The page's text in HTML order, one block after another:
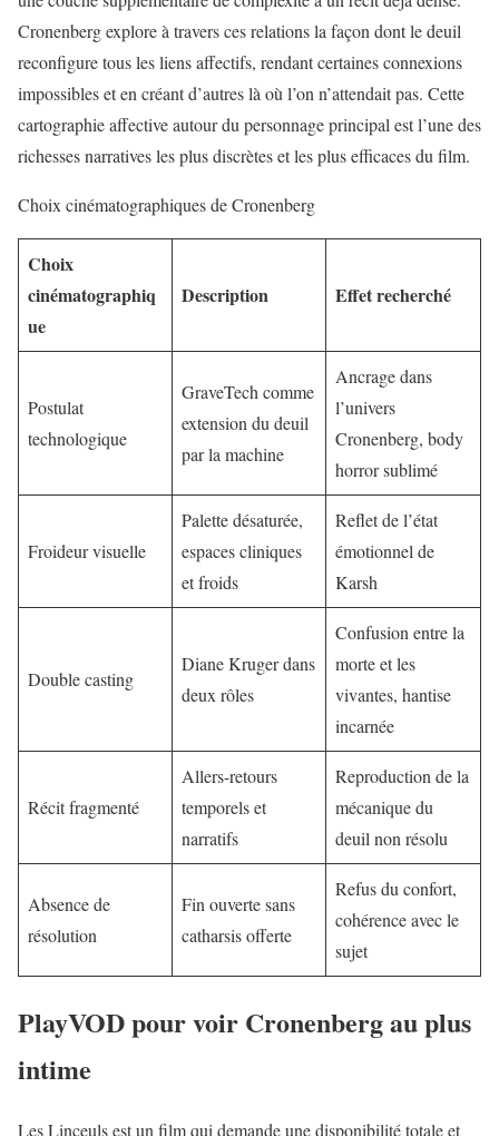
Cronenberg explore à travers ces relations la façon dont le deuil
reconfigure tous lesliens affectifs, rendant certaines connexions
impossibles et en créant d’autres là où l’on n’attendait pas. Cette
cartographie affective autour du personnage principal est l’une des
richesses narratives les plus discrètes et les plus efficaces du film.
Choix cinématographiques de Cronenberg
Choix
cinématographiq
ue
Description Effet recherché
Postulat
technologique
GraveTech comme
extension du deuil
par la machine
Ancrage dans
l’univers
Cronenberg, body
horror sublimé
Froideur visuelle
Palette désaturée,
espaces cliniques
et froids
Reflet de l’état
émotionnel de
Karsh
Double casting
Diane Kruger dans
deux rôles
Confusion entre la
morte et les
vivantes, hantise
incarnée
Récit fragmenté
Allers-retours
temporels et
narratifs
Reproduction de la
mécanique du
deuil non résolu
Absence de
résolution
Fin ouverte sans
catharsis offerte
Refus du confort,
cohérence avec le
sujet
PlayVOD pour voir Cronenberg au plus
intime
Les Linceuls est un film qui demande une disponibilité totale et